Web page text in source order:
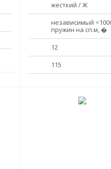
жесткий / Ж
независимый
пружин на сп.м, �
12
115